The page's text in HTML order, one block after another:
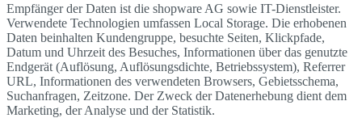
Empfänger der Daten ist die shopware AG sowie IT-Dienstleister.
Verwendete Technologien umfassen Local Storage. Die erhobenen
Daten beinhalten Kundengruppe, besuchte Seiten, Klickpfade,
Datum und Uhrzeit des Besuches, Informationen über das genutzte
Endgerät (Auflösung, Auflösungsdichte, Betriebssystem), Referrer
URL, Informationen des verwendeten Browsers, Gebietsschema,
Suchanfragen, Zeitzone. Der Zweck der Datenerhebung dient dem
Marketing, der Analyse und der Statistik.